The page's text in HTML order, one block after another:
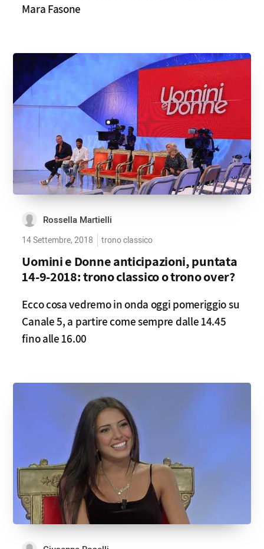
Mara Fasone
Rossella Martielli
14 Settembre, 2018 trono classico
Uomini e Donne anticipazioni, puntata
14-9-2018: trono classico o trono over?
Ecco cosa vedremo in onda oggi pomeriggio su
Canale 5, a partire come sempre dalle 14.45
fino alle 16.00